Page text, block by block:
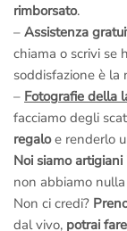
rimborsato.
– Assistenza
chiama o scrivi se
soddisfazione è la
– Fotografie della
facciamo degli
regaloe renderlo
Noi siamo
non abbiamo
Non ci credi?
dal vivo, potrai